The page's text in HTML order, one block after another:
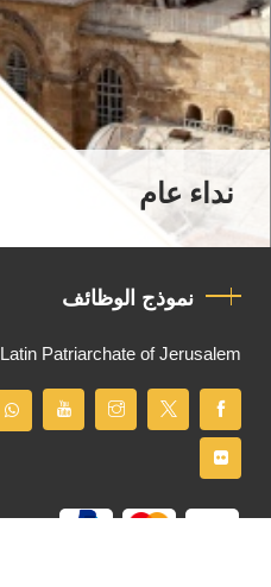
نداء عام
نموذج الوظائف
Latin Patriarchate of Jerusalem